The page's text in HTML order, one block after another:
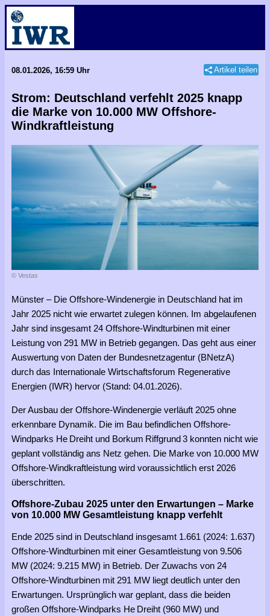
08.01.2026, 16:59 Uhr Artikel teilen
Strom: Deutschland verfehlt 2025 knapp
die Marke von 10.000 MW Offshore-
Windkraftleistung
© Vestas
Münster – Die Offshore-Windenergie in Deutschland hat im
Jahr 2025 nicht wie erwartet zulegen können. Im abgelaufenen
Jahr sind insgesamt 24 Offshore-Windturbinen mit einer
Leistung von 291 MW in Betrieb gegangen. Das geht aus einer
Auswertung von Daten der Bundesnetzagentur (BNetzA)
durch das Internationale Wirtschaftsforum Regenerative
Energien (IWR) hervor (Stand: 04.01.2026).
Der Ausbau der Offshore-Windenergie verläuft 2025 ohne
erkennbare Dynamik. Die im Bau befindlichen Offshore-
Windparks He Dreiht und Borkum Riffgrund 3 konnten nicht wie
geplant vollständig ans Netz gehen. Die Marke von 10.000 MW
Offshore-Windkraftleistung wird voraussichtlich erst 2026
überschritten.
Offshore-Zubau 2025 unter den Erwartungen – Marke
von 10.000 MW Gesamtleistung knapp verfehlt
Ende 2025 sind in Deutschland insgesamt 1.661 (2024: 1.637)
Offshore-Windturbinen mit einer Gesamtleistung von 9.506
MW (2024: 9.215 MW) in Betrieb. Der Zuwachs von 24
Offshore-Windturbinen mit 291 MW liegt deutlich unter den
Erwartungen. Ursprünglich war geplant, dass die beiden
großen Offshore-Windparks He Dreiht (960 MW) und